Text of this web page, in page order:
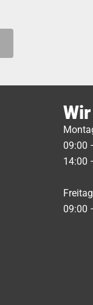
09:00
14:00
Freitag
09:00